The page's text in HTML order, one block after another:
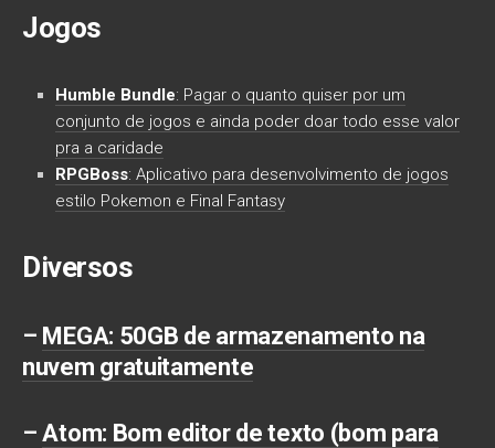
Jogos
Humble Bundle: Pagar o quanto quiser por um
conjunto de jogos e ainda poder doar todo esse valor
pra a caridade
RPGBoss: Aplicativo para desenvolvimento de jogos
estilo Pokemon e Final Fantasy
Diversos
– MEGA: 50GB de armazenamento na
nuvem gratuitamente
–Atom: Bom editor de texto (bom para